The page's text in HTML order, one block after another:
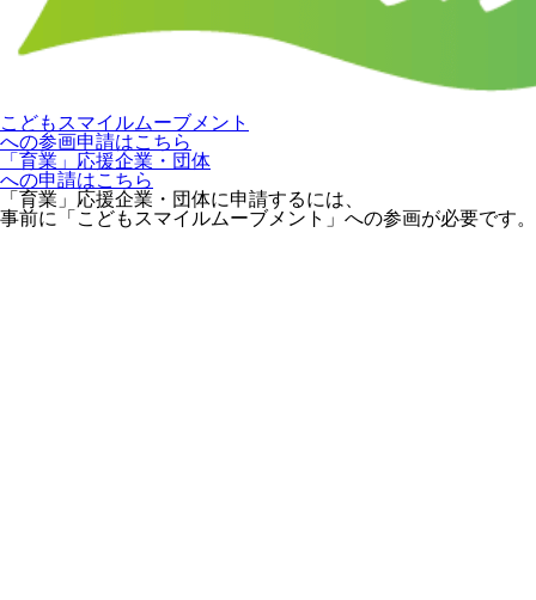
こどもスマイルムーブメント
への参画申請はこちら
「育業」応援企業・団体
への申請はこちら
「育業」応援企業・団体に申請するには、
事前に「こどもスマイルムーブメント」への参画が必要です。